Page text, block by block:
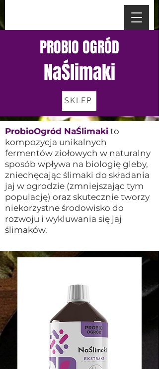
PROBIO OGRÓD
NaŚlimaki
SKLEP
ProbioOgród NaŚlimaki to
kompozycja unikalnych
fermentów ziołowych w naturalny
sposób wpływa na biologię gleby,
zniechęcając ślimaki do składania
jaj w ogrodzie (zmniejszając tym
populację) oraz skutecznie tworzy
niekorzystne środowisko do
rozwoju i wykluwania się jaj
ślimaków.